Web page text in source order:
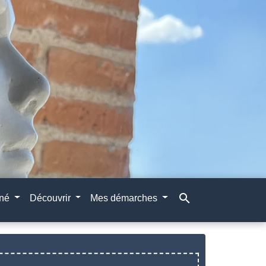
Découvrir Mes démarches search